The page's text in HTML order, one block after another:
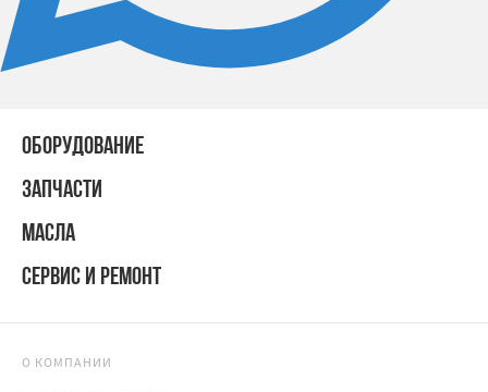
ОБОРУДОВАНИЕ
ЗАПЧАСТИ
МАСЛА
СЕРВИС И РЕМОНТ
О КОМПАНИИ